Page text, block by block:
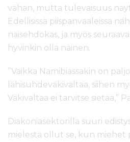
vähän, mutta tulevaisuus
Edellisissä piispanvaaleissa
naisehdokas, ja myös
hyvinkin olla nainen.
”Vaikka Namibiassakin on
lähisuhdeväkivaltaa, siihen
Väkivaltaa ei tarvitse sietää,”
Diakoniasektorilla suuri
mielestä ollut se, kun miehet